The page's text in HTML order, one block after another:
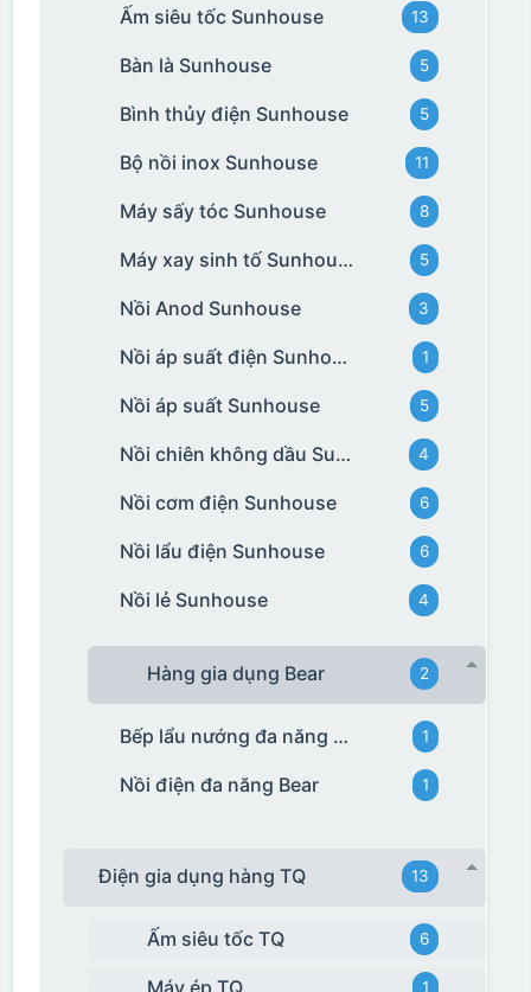
Ấm siêu tốc Sunhouse 13
Bàn là Sunhouse 5
Bình thủy điện Sunhouse 5
Bộ nồi inox Sunhouse 11
Máy sấy tóc Sunhouse 8
Máy xay sinh tố Sunhouse 5
Nồi Anod Sunhouse 3
Nồi áp suất điện Sunhouse 1
Nồi áp suất Sunhouse 5
Nồi chiên không dầu Sunhouse 4
Nồi cơm điện Sunhouse 6
Nồi lẩu điện Sunhouse 6
Nồi lẻ Sunhouse 4
Hàng gia dụng Bear 2
Bếp lẩu nướng đa năng Bear 1
Nồi điện đa năng Bear 1
Điện gia dụng hàng TQ 13
Ấm siêu tốc TQ 6
Máy ép TQ 1